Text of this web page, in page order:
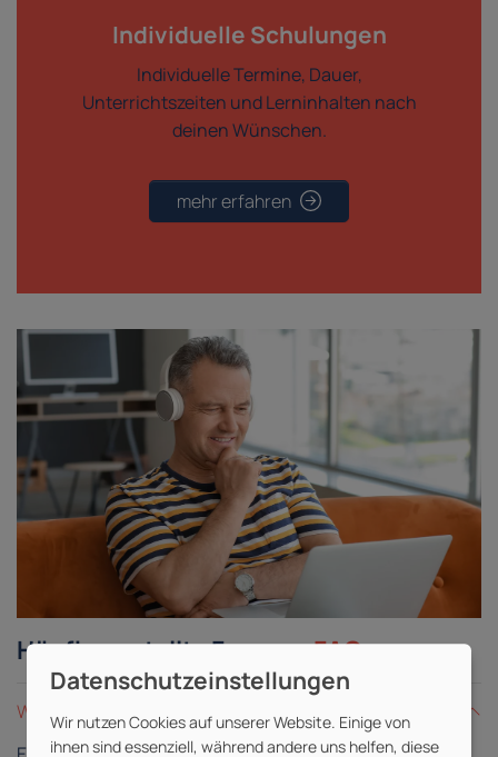
Individuelle Schulungen
Individuelle Termine, Dauer,
Unterrichtszeiten und Lerninhalten nach
deinen Wünschen.
mehr erfahren
Häufig gestellte Fragen -FAQ
Was ist eine Live-Online-Schulung?
Wir nutzen Cookies auf unserer Website. Einige von
ihnen sind essenziell, während andere uns helfen, diese